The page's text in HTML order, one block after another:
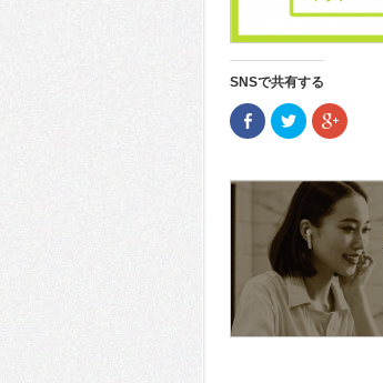
SNSで共有する
Facebook
で
し
ウ
ド
ウ
で
開
す)
ク
リ
て
Twitter
共
有
(新
い
ウ
ィ
ン
ド
ク
リ
て
Google+
共
有
(新
し
い
ウ
ィ
ン
ド